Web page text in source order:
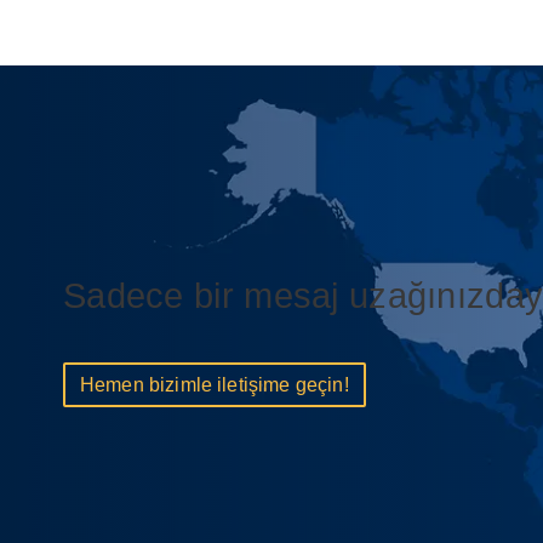
Sadece bir mesaj
Hemen bizimle iletişime geçin!